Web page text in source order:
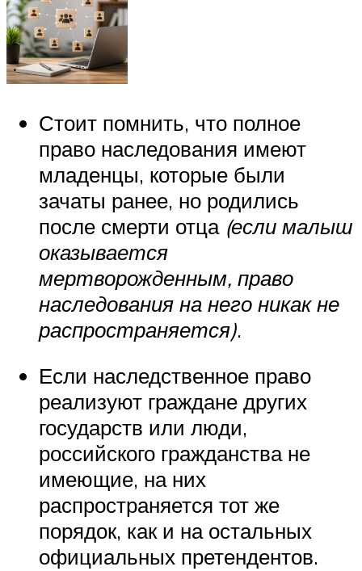
Стоит помнить, что полное
право наследования имеют
младенцы, которые были
зачаты ранее, но родились
после смерти отца (если малыш
оказывается
мертворожденным, право
наследования на него никак не
распространяется).
Если наследственное право
реализуют граждане других
государств или люди,
российского гражданства не
имеющие, на них
распространяется тот же
порядок, как и на остальных
официальных претендентов.